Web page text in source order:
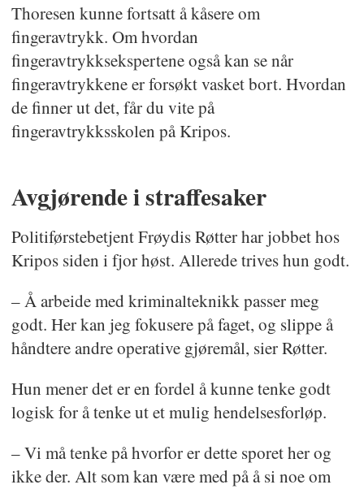
Thoresen kunne fortsatt å kåsere om
fingeravtrykk. Om hvordan
fingeravtrykksekspertene også kan se når
fingeravtrykkene er forsøkt vasket bort. Hvordan
de finner ut det, får du vite på
fingeravtrykksskolen på Kripos.
Avgjørende i straffesaker
Politiførstebetjent Frøydis Røtter har jobbet hos
Kripos siden i fjor høst. Allerede trives hun godt.
– Å arbeide med kriminalteknikk passer meg
godt. Her kan jeg fokusere på faget, og slippe å
håndtere andre operative gjøremål, sier Røtter.
Hun mener det er en fordel å kunne tenke godt
logisk for å tenke ut et mulig hendelsesforløp.
– Vi må tenke på hvorfor er dette sporet her og
ikke der. Alt som kan være med på å si noe om